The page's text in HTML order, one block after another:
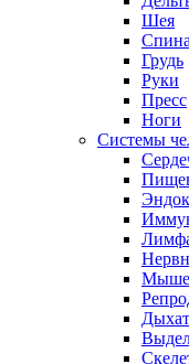
Шея
Спина
Грудь
Руки
Пресс
Ноги
Системы